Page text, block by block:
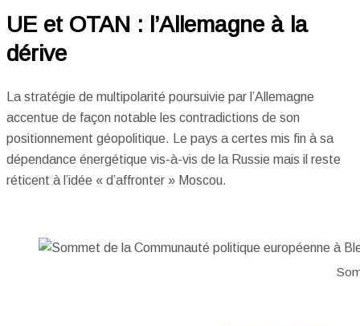
UE et OTAN : l’Allemagne à la
dérive
La stratégie de multipolarité poursuivie par l’Allemagne
accentue de façon notable les contradictions de son
positionnement géopolitique. Le pays a certes mis fin à sa
dépendance énergétique vis-à-vis de la Russie mais il reste
réticent à l’idée « d’affronter » Moscou.